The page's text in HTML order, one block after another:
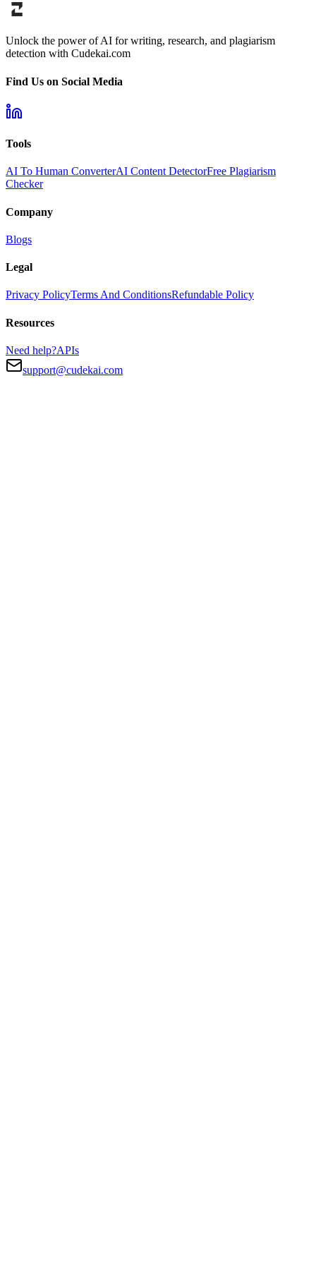
Unlock the power of AI for writing, research, and plagiarism
detection with Cudekai.com
Find Us on Social Media
Tools
AI To Human ConverterAI Content DetectorFree Plagiarism
Checker
Company
Blogs
Legal
Privacy PolicyTerms And ConditionsRefundable Policy
Resources
Need help?APIs
support@cudekai.com